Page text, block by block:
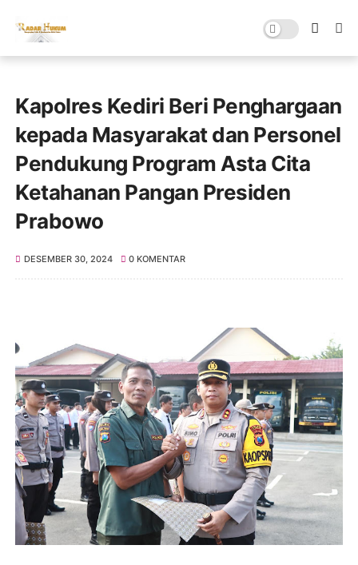
Kapolres Kediri Beri Penghargaan
kepada Masyarakat dan Personel
Pendukung Program Asta Cita
Ketahanan Pangan Presiden
Prabowo
DESEMBER 30, 2024 0 KOMENTAR